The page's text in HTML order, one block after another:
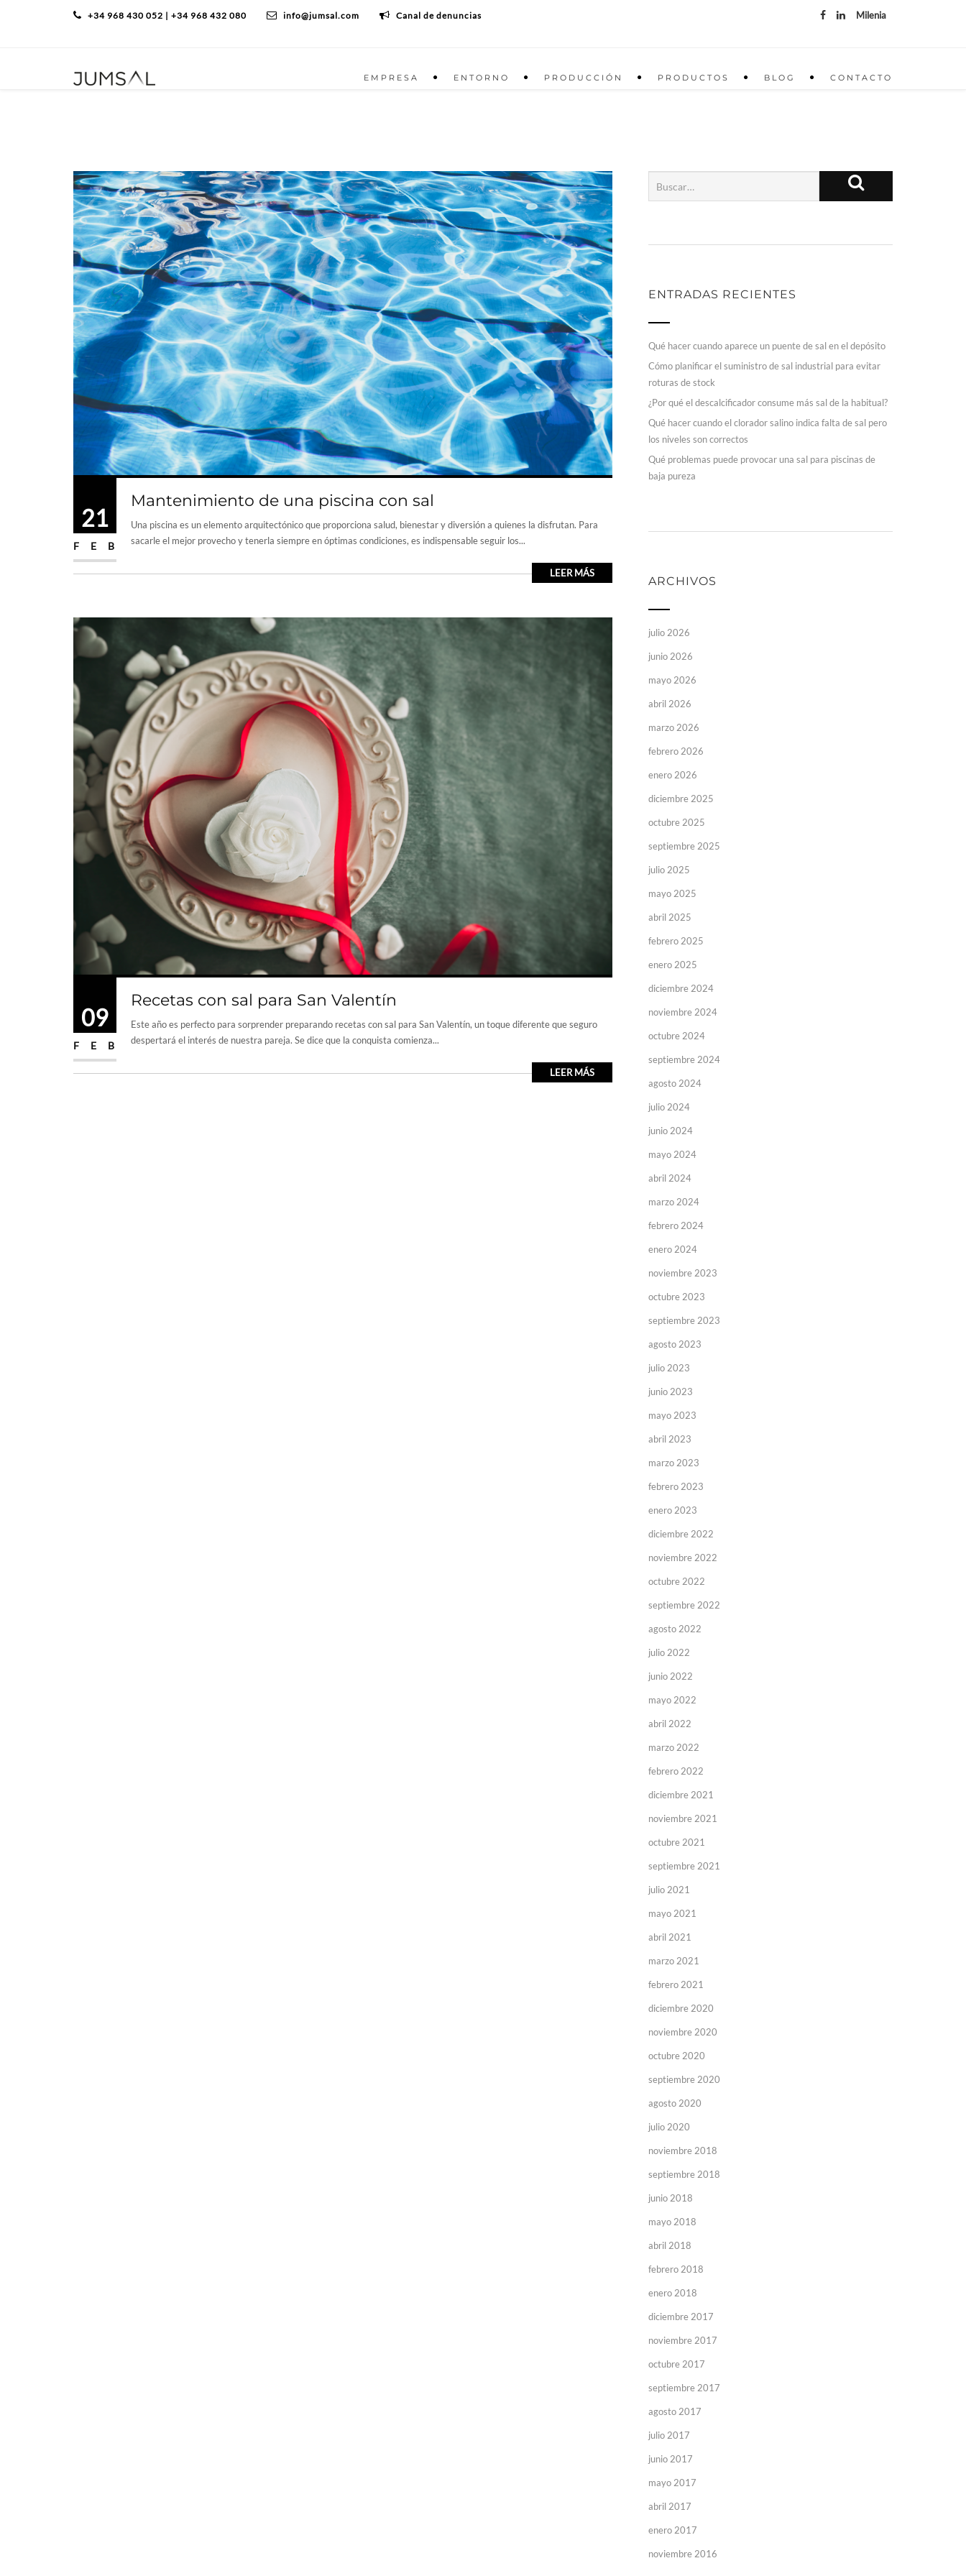
+34 968 430 052 | +34 968 432 080 info@jumsal.com Canal de denuncias Milenia
EMPRESA ENTORNO PRODUCCIÓN PRODUCTOS BLOG CONTACTO
21
FEB
Mantenimiento de una piscina con sal
Una piscina es un elemento arquitectónico que proporciona salud, bienestar y diversión a quienes la disfrutan. Para
sacarle el mejor provecho y tenerla siempre en óptimas condiciones, es indispensable seguir los...
LEER MÁS
09
FEB
Recetas con sal para San Valentín
Este año es perfecto para sorprender preparando recetas con sal para San Valentín, un toque diferente que seguro
despertará el interés de nuestra pareja. Se dice que la conquista comienza...
LEER MÁS
ENTRADAS RECIENTES
Qué hacer cuando aparece un puente de sal en el depósito
Cómo planificar el suministro de sal industrial para evitar
roturas de stock
¿Por qué el descalcificador consume más sal de la habitual?
Qué hacer cuando el clorador salino indica falta de sal pero
los niveles son correctos
Qué problemas puede provocar una sal para piscinas de
baja pureza
ARCHIVOS
julio 2026
junio 2026
mayo 2026
abril 2026
marzo 2026
febrero 2026
enero 2026
diciembre 2025
octubre 2025
septiembre 2025
julio 2025
mayo 2025
abril 2025
febrero 2025
enero 2025
diciembre 2024
noviembre 2024
octubre 2024
septiembre 2024
agosto 2024
julio 2024
junio 2024
mayo 2024
abril 2024
marzo 2024
febrero 2024
enero 2024
noviembre 2023
octubre 2023
septiembre 2023
agosto 2023
julio 2023
junio 2023
mayo 2023
abril 2023
marzo 2023
febrero 2023
enero 2023
diciembre 2022
noviembre 2022
octubre 2022
septiembre 2022
agosto 2022
julio 2022
junio 2022
mayo 2022
abril 2022
marzo 2022
febrero 2022
diciembre 2021
noviembre 2021
octubre 2021
septiembre 2021
julio 2021
mayo 2021
abril 2021
marzo 2021
febrero 2021
diciembre 2020
noviembre 2020
octubre 2020
septiembre 2020
agosto 2020
julio 2020
noviembre 2018
septiembre 2018
junio 2018
mayo 2018
abril 2018
febrero 2018
enero 2018
diciembre 2017
noviembre 2017
octubre 2017
septiembre 2017
agosto 2017
julio 2017
junio 2017
mayo 2017
abril 2017
enero 2017
noviembre 2016